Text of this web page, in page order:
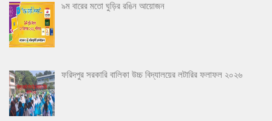
৯ম বারের মতো ঘুড়ির রঙিন আয়োজন
ফরিদপুর সরকারি বালিকা উচ্চ বিদ্যালয়ের লটারির ফলাফল ২০২৬